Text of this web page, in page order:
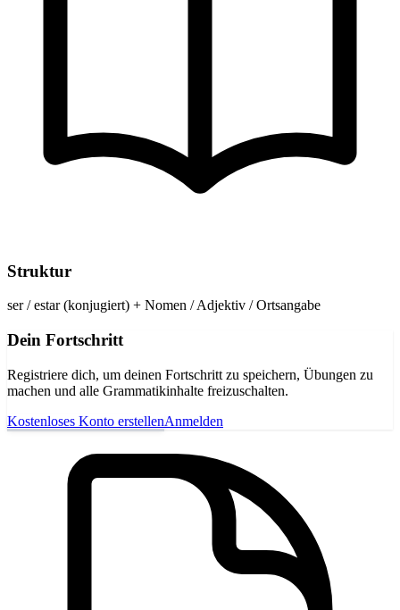
Struktur
ser / estar (konjugiert) + Nomen / Adjektiv / Ortsangabe
Dein Fortschritt
Registriere dich, um deinen Fortschritt zu speichern, Übungen zu
machen und alle Grammatikinhalte freizuschalten.
Kostenloses Konto erstellenAnmelden